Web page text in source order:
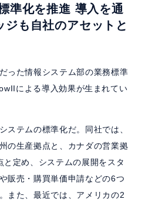
準化を推進 導入を通
ジも自社のアセットと
った情報システム部の業務標準
による導入効果が生まれてい
ステムの標準化だ。同社では、
の生産拠点と、カナダの営業拠
と定め、システムの展開をスタ
販売・購買単価申請などの6つ
また、最近では、アメリカの2